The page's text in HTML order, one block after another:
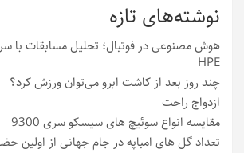
نوشته‌های تازه
هوش مصنوعی در فوتبال؛ تحلیل مسابقات با
HPE
چند روز بعد از کاشت ابرو می‌توان ورزش کرد؟
ازدواج راحت
مقایسه انواع سوئیچ های سیسکو سری 9300
تعداد گل های امباپه در جام جهانی از اولین